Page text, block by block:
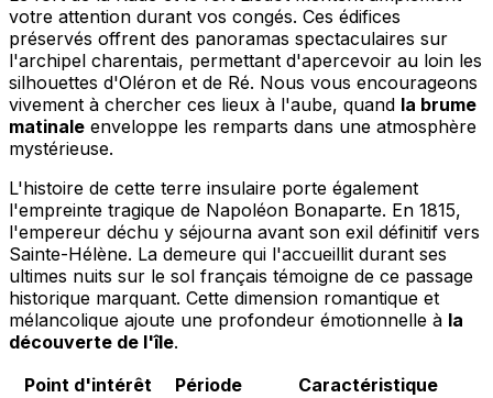
votre attention durant vos congés. Ces édifices
préservés offrent des panoramas spectaculaires sur
l'archipel charentais, permettant d'apercevoir au loin les
silhouettes d'Oléron et de Ré. Nous vous encourageons
vivement à chercher ces lieux à l'aube, quand la brume
matinale enveloppe les remparts dans une atmosphère
mystérieuse.
L'histoire de cette terre insulaire porte également
l'empreinte tragique de Napoléon Bonaparte. En 1815,
l'empereur déchu y séjourna avant son exil définitif vers
Sainte-Hélène. La demeure qui l'accueillit durant ses
ultimes nuits sur le sol français témoigne de ce passage
historique marquant. Cette dimension romantique et
mélancolique ajoute une profondeur émotionnelle à la
découverte de l'île.
Point d'intérêt
Période
Caractéristique